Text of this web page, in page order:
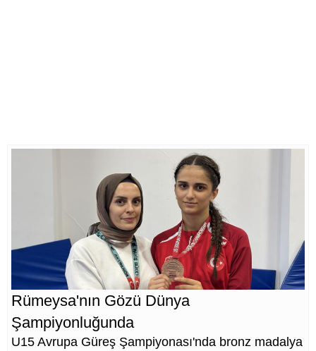
Rümeysa'nın Gözü Dünya
Şampiyonluğunda
U15 Avrupa Güreş Şampiyonası'nda bronz madalya